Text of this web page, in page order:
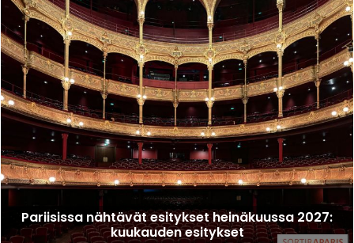
Pariisissa nähtävät esitykset heinäkuussa 2027:
kuukauden esitykset